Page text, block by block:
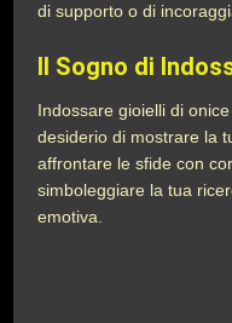
di supporto o di
Il Sogno di
Indossare gioielli di
desiderio di mostrare la
affrontare le sfide con
simboleggiare la tua
emotiva.